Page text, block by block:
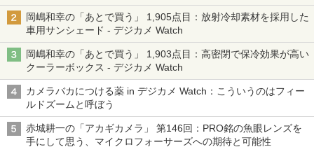
る「Filmator」
岡嶋和幸の「あとで買う」 1,905点目：放射冷却素材を採用した
車用サンシェード - デジカメ Watch
岡嶋和幸の「あとで買う」 1,903点目：高密閉で保冷効果が高い
クーラーボックス - デジカメ Watch
カメラバカにつける薬 in デジカメ Watch：こういうのはフィー
ルドズームと呼ぼう
赤城耕一の「アカギカメラ」 第146回：PRO銘の魚眼レンズを
手にして思う、マイクロフォーサーズへの期待と可能性